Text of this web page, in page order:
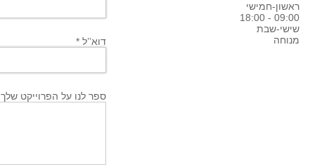
ראשון-חמישי
09:00 - 18:00
שישי-שבת
מנוחה
דוא’’ל *
ספר לנו על הפרוייקט שלך